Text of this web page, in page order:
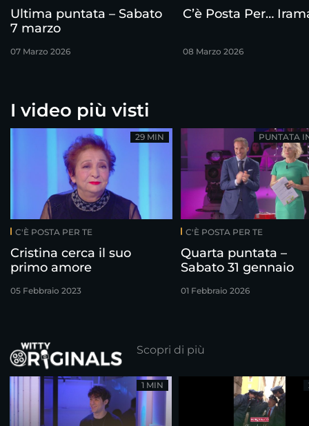
Ultima puntata – Sabato
7 marzo
07 Marzo 2026
C’è Posta Per…
08 Marzo 2026
I video più visti
C'È POSTA PER TE
Cristina cerca il suo
primo amore
05 Febbraio 2023
29 MIN
C'È POSTA PER TE
Quarta puntata –
Sabato 31 gennaio
01 Febbraio 2026
PUNTATA
Scopri di più
1 MIN